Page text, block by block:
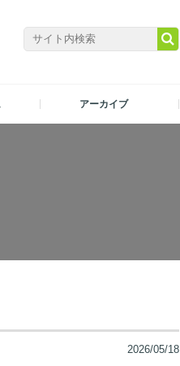
アーカイブ
2026/05/18